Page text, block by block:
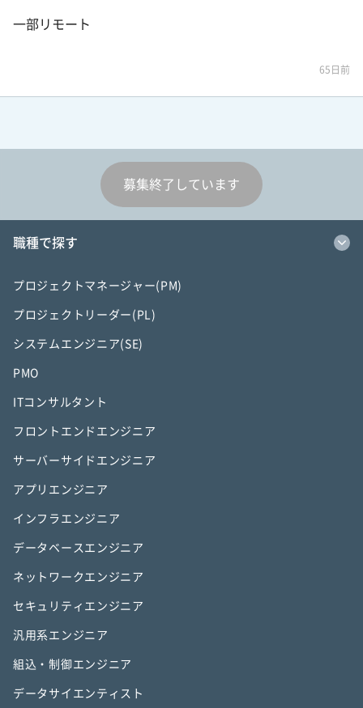
一部リモート
65日前
募集終了しています
職種で探す
プロジェクトマネージャー(PM)
プロジェクトリーダー(PL)
システムエンジニア(SE)
PMO
ITコンサルタント
フロントエンドエンジニア
サーバーサイドエンジニア
アプリエンジニア
インフラエンジニア
データベースエンジニア
ネットワークエンジニア
セキュリティエンジニア
汎用系エンジニア
組込・制御エンジニア
データサイエンティスト